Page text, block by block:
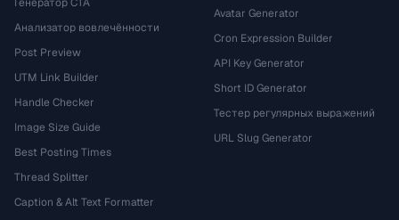
Анализатор вовлечённости
Post Preview
UTM Link Builder
Handle Checker
Image Size Guide
Best Posting Times
Thread Splitter
Caption & Alt Text Formatter
Avatar Generator
Cron Expression Builder
API Key Generator
Short ID Generator
Тестер регулярных выражений
URL Slug Generator